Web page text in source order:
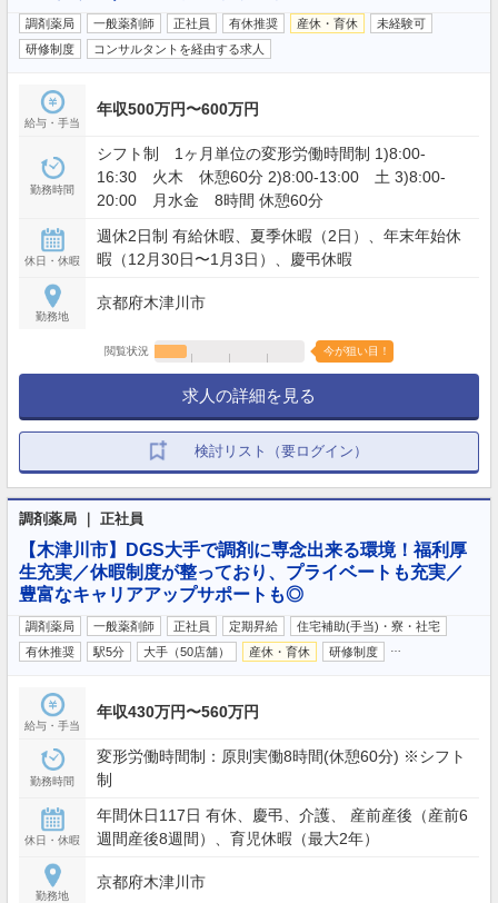
調剤薬局 一般薬剤師 正社員 有休推奨 産休・育休
未経験可
研修制度
コンサルタントを経由する求人
給与・手当
年収500万円〜600万円
勤務時間
シフト制 1ヶ月単位の変形労働時間制 1)8:00-
16:30 火木 休憩60分 2)8:00-13:00 土 3)8:00-
20:00 月水金 8時間 休憩60分
休日・休暇
週休2日制 有給休暇、夏季休暇（2日）、年末年始休
暇（12月30日〜1月3日）、慶弔休暇
勤務地
京都府木津川市
閲覧状況 今が狙い目！
求人の詳細を見る
検討リスト（要ログイン）
調剤薬局 ｜ 正社員
【木津川市】DGS大手で調剤に専念出来る環境！福利厚
生充実／休暇制度が整っており、プライベートも充実／
豊富なキャリアアップサポートも◎
調剤薬局 一般薬剤師 正社員 定期昇給
住宅補助(手当)・寮・社宅
有休推奨
駅5分 大手（50店舗） 産休・育休 研修制度
給与・手当
年収430万円〜560万円
勤務時間
変形労働時間制：原則実働8時間(休憩60分) ※シフト
制
休日・休暇
年間休日117日 有休、慶弔、介護、 産前産後（産前6
週間産後8週間）、育児休暇（最大2年）
勤務地
京都府木津川市